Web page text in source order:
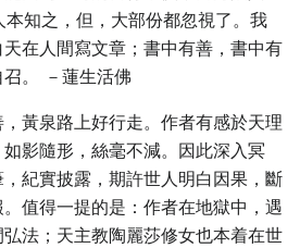
知之，但，大部份都忽視了。我
在人間寫文章；書中有善，書中有
。 －蓮生活佛
黃泉路上好行走。作者有感於天理
影隨形，絲毫不減。因此深入冥
紀實披露，期許世人明白因果，斷
值得一提的是：作者在地獄中，遇
法；天主教陶麗莎修女也本着在世